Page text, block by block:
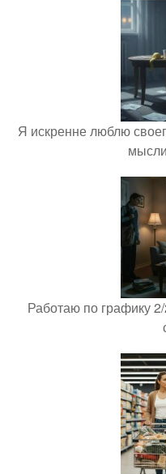
Я искренне люблю
Работаю по графику